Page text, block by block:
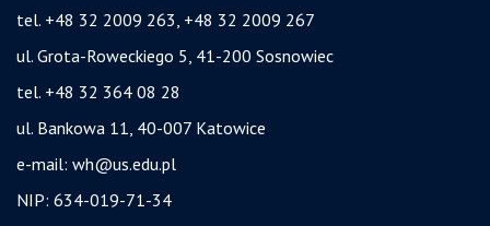
tel. +48 32 2009 263, +48 32 2009 267
ul. Grota-Roweckiego 5, 41-200 Sosnowiec
tel. +48 32 364 08 28
ul. Bankowa 11, 40-007 Katowice
e-mail: wh@us.edu.pl
NIP: 634-019-71-34